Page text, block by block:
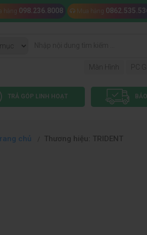
hàng 098.236.8008 Mua hàng
Màn Hình PC
TRẢ GÓP LINH HOẠT
chủ Thương hiệu: TRIDENT